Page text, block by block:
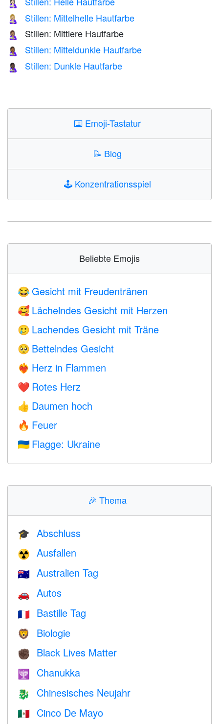
🤱🏻
🤱🏼 Stillen: Mittelhelle Hautfarbe
🤱🏽 Stillen: Mittlere Hautfarbe
🤱🏾 Stillen: Mitteldunkle Hautfarbe
🤱🏿 Stillen: Dunkle Hautfarbe
⌨️ Emoji-Tastatur
📝 Blog
🕹️ Konzentrationsspiel
Beliebte Emojis
😂 Gesicht mit Freudentränen
🥰 Lächelndes Gesicht mit Herzen
🥲 Lachendes Gesicht mit Träne
🥺 Bettelndes Gesicht
❤️‍🔥 Herz in Flammen
❤️ Rotes Herz
👍 Daumen hoch
🔥 Feuer
🇺🇦 Flagge: Ukraine
🎉 Thema
🎓 Abschluss
☢️ Ausfallen
🇦🇺 Australien Tag
🚗 Autos
🇫🇷 Bastille Tag
🦁 Biologie
✊🏿 Black Lives Matter
🕎 Chanukka
🐉 Chinesisches Neujahr
🇲🇽 Cinco De Mayo